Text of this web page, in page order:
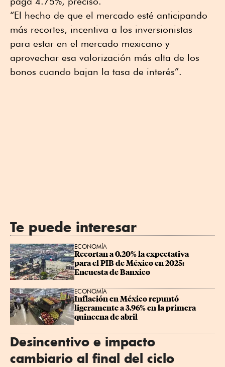
“El hecho de que el mercado esté anticipando
más recortes, incentiva a los inversionistas
para estar en el mercado mexicano y
aprovechar esa valorización más alta de los
bonos cuando bajan la tasa de interés”.
Te puede interesar
ECONOMÍA
Recortan a 0.20% la expectativa
para el PIB de México en 2025:
Encuesta de Banxico
ECONOMÍA
Inflación en México repuntó
ligeramente a 3.96% en la primera
quincena de abril
Desincentivo e impacto
cambiario al final del ciclo